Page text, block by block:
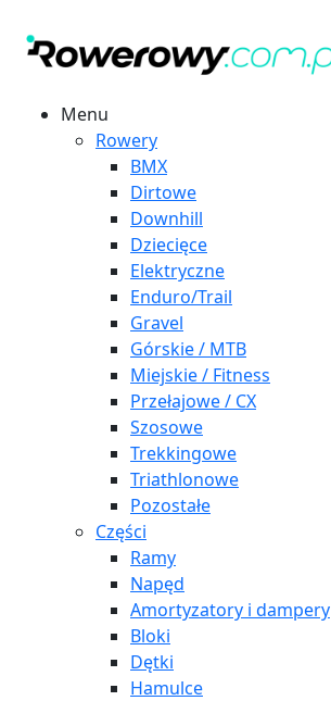
Menu
Rowery
BMX
Dirtowe
Downhill
Dziecięce
Elektryczne
Enduro/Trail
Gravel
Górskie / MTB
Miejskie / Fitness
Przełajowe / CX
Szosowe
Trekkingowe
Triathlonowe
Pozostałe
Części
Ramy
Napęd
Amortyzatory i dampery
Bloki
Dętki
Hamulce